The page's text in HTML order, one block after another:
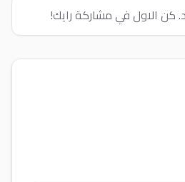
كن الاول في مشاركة رايك!